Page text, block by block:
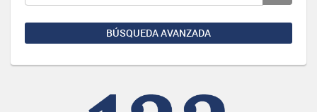
BÚSQUEDA AVANZADA